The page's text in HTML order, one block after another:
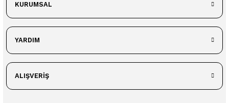
KURUMSAL
YARDIM
ALIŞVERİŞ